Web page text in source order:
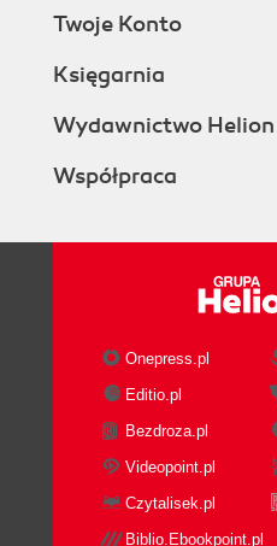
Twoje Konto
Księgarnia
Wydawnictwo Helion
Współpraca
Onepress.pl
Editio.pl
Bezdroza.pl
Videopoint.pl
Czytalisek.pl
Biblio.Ebookpoint.pl